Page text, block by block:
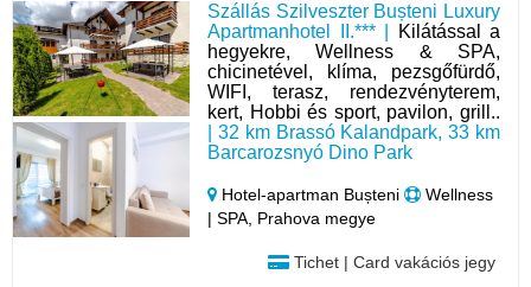
Szállás Szilveszter Bușteni Luxury
Apartmanhotel II.*** |
Kilátással a
hegyekre, Wellness & SPA,
chicinetével, klíma, pezsgőfürdő,
WIFI, terasz, rendezvényterem,
kert, Hobbi és sport, pavilon, grill..
| 32 km Brassó Kalandpark, 33 km
Barcarozsnyó Dino Park
Hotel‑apartman Bușteni
Wellness
| SPA, Prahova megye
Tichet | Card vakációs jegy